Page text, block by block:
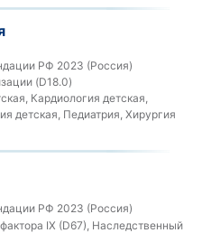
РФ 2023 (Россия)
(D18.0)
Кардиология детская,
детская, Педиатрия, Хирургия
РФ 2023 (Россия)
IX (D67), Наследственный